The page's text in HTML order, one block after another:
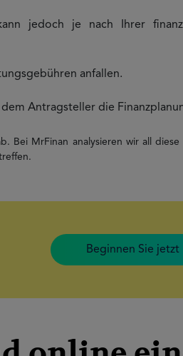
jedoch je nach Ihrer
anfallen.
Antragsteller die
Bei MrFinan analysieren wir all
Beginnen Sie jetzt